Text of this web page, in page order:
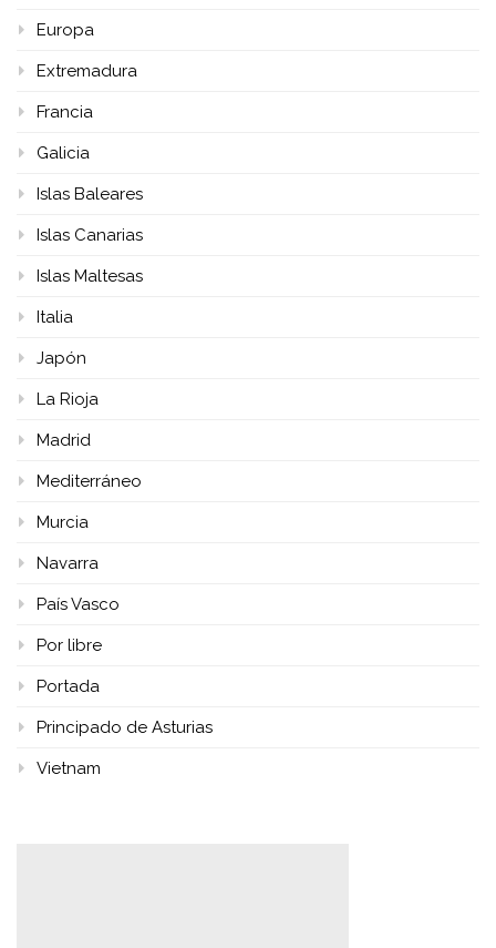
Europa
Extremadura
Francia
Galicia
Islas Baleares
Islas Canarias
Islas Maltesas
Italia
Japón
La Rioja
Madrid
Mediterráneo
Murcia
Navarra
País Vasco
Por libre
Portada
Principado de Asturias
Vietnam